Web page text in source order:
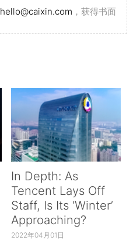
hello@caixin.com ，获得书面
In Depth: As
Tencent Lays Off
Staff, Is Its ‘Winter’
Approaching?
2022年04月01日